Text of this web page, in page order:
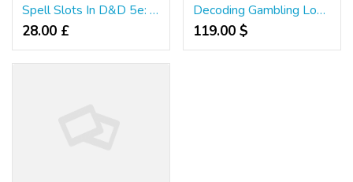
Spell Slots In D&D 5e: All You Need to Know!
28.00 £
Decoding Gambling Logic at Better Success for 2026
119.00 $